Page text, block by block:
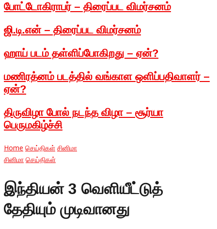
போட்டோகிராபர் – திரைப்பட விமர்சனம்
ஜி.டி.என் – திரைப்பட விமர்சனம்
ஹாய் படம் தள்ளிப்போகிறது – ஏன்?
மணிரத்னம் படத்தில் வங்காள ஒளிப்பதிவாளர் –
ஏன்?
திருவிழா போல் நடந்த விழா – சூர்யா
பெருமகிழ்ச்சி
Home செய்திகள் சினிமா
சினிமா செய்திகள்
இந்தியன் 3 வெளியீட்டுத்
தேதியும் முடிவானது